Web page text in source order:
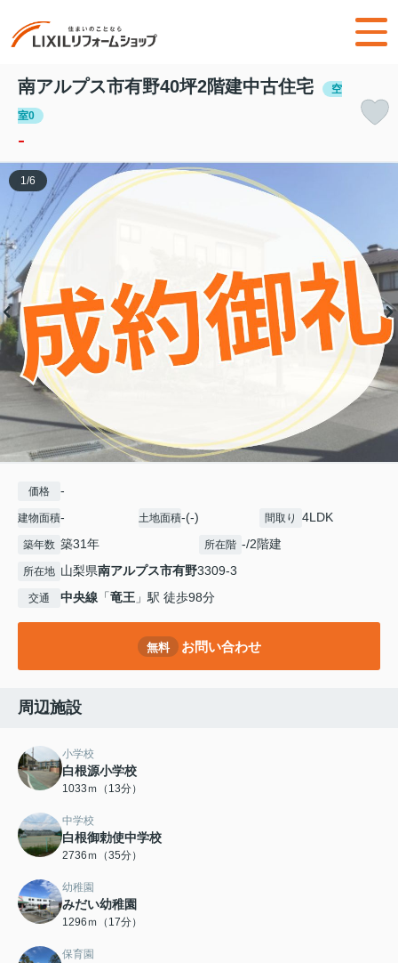
南アルプス市有野40坪2階建中古住宅 空
室0
-
1 /6
価格 -
建物面積- 土地面積-(-) 間取り 4LDK
築年数 築31年 所在階 -/2階建
所在地 山梨県南アルプス市有野3309-3
交通 中央線 「竜王 」駅 徒歩98分
無料 お問い合わせ
周辺施設
小学校
白根源小学校
1033ｍ（13分）
中学校
白根御勅使中学校
2736ｍ（35分）
幼稚園
みだい幼稚園
1296ｍ（17分）
保育園